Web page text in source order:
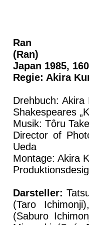
Ran
(Ran)
Japan 1985,
Regie: Akira
Drehbuch:
Shakespeares
Musik: Tôru
Director of
Ueda
Montage: Akira
Darsteller:
(Taro
(Saburo